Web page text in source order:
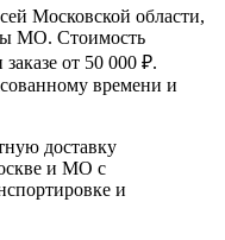
Московской области,
МО. Стоимость
от 50 000 ₽.
времени и
доставку
и МО с
и